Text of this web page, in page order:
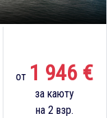
от 1 946 €
за каюту
на 2 взр.